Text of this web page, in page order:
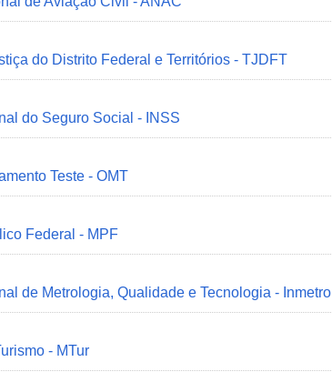
do Distrito Federal e Territórios - TJDFT
do Seguro Social - INSS
Teste - OMT
Federal - MPF
de Metrologia, Qualidade e Tecnologia - Inmetro
- MTur